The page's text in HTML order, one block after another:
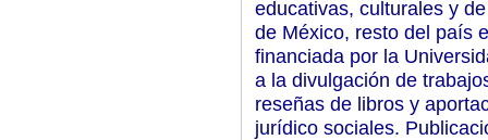
educativas, culturales y
de México, resto del país
financiada por la
a la divulgación de
reseñas de libros y
jurídico sociales.